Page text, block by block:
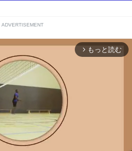
ADVERTISEMENT
arrow_forward_ios もっと読む